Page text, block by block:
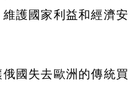
護國家利益和經濟安
國失去歐洲的傳統買